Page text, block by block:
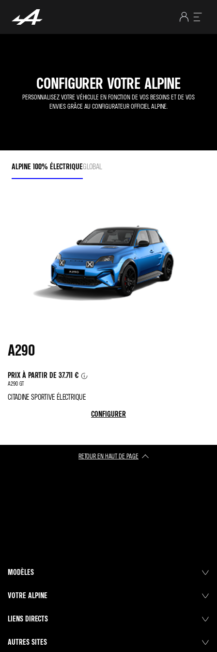
CONFIGURER VOTRE ALPINE
PERSONNALISEZ VOTRE VÉHICULE EN FONCTION DE VOS BESOINS ET DE VOS
ENVIES GRÂCE AU CONFIGURATEUR OFFICIEL ALPINE.
ALPINE 100% ÉLECTRIQUEGLOBAL
A290
PRIX À PARTIR DE 37.711 €
A290 GT
CITADINE SPORTIVE ÉLECTRIQUE
CONFIGURER
RETOUR EN HAUT DE PAGE
MODÈLES
VOTRE ALPINE
LIENS DIRECTS
AUTRES SITES